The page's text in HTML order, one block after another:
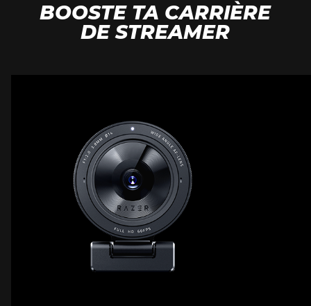
BOOSTE TA CARRIÈRE
DE STREAMER